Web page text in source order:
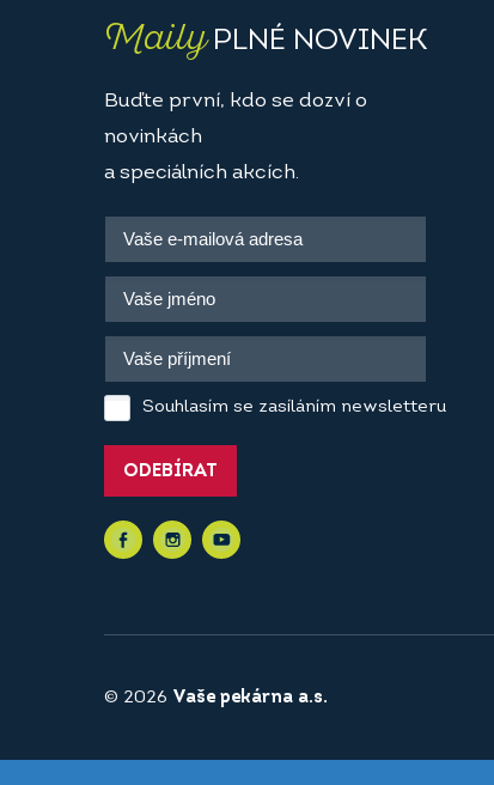
MailyPLNÉ NOVINEK
Buďte první, kdo se dozví o
novinkách
a speciálních akcích.
Souhlasím se zasíláním newsletteru
ODEBÍRAT
© 2026 Vaše pekárna a.s.